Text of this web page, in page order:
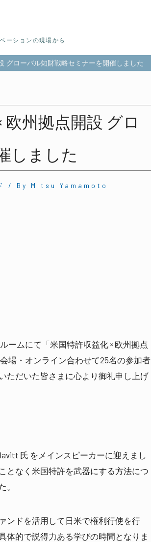
ションの現場から
グローバル知財戦略セミナーを開催しました
欧州拠点開設 グロ
しました
/ By Mitsu Yamamoto
ームにて「米国特許収益化 × 欧州拠点
場・オンライン合わせて25名の参加者
ただいた皆さまに心より御礼申し上げ
氏 をメインスピーカーに迎えまし
となく米国特許を武器にする方法につ
。
ンドを活用して日米で権利行使を行
体的で説得力ある学びの時間となりま